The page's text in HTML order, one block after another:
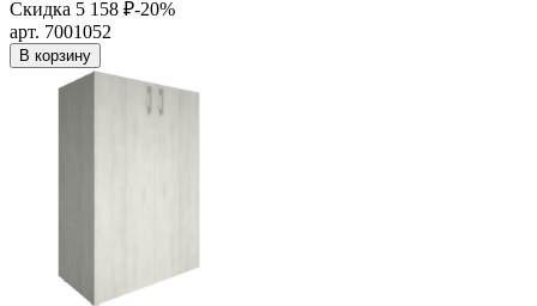
Скидка 5 158 ₽-20%
арт. 7001052
В корзину